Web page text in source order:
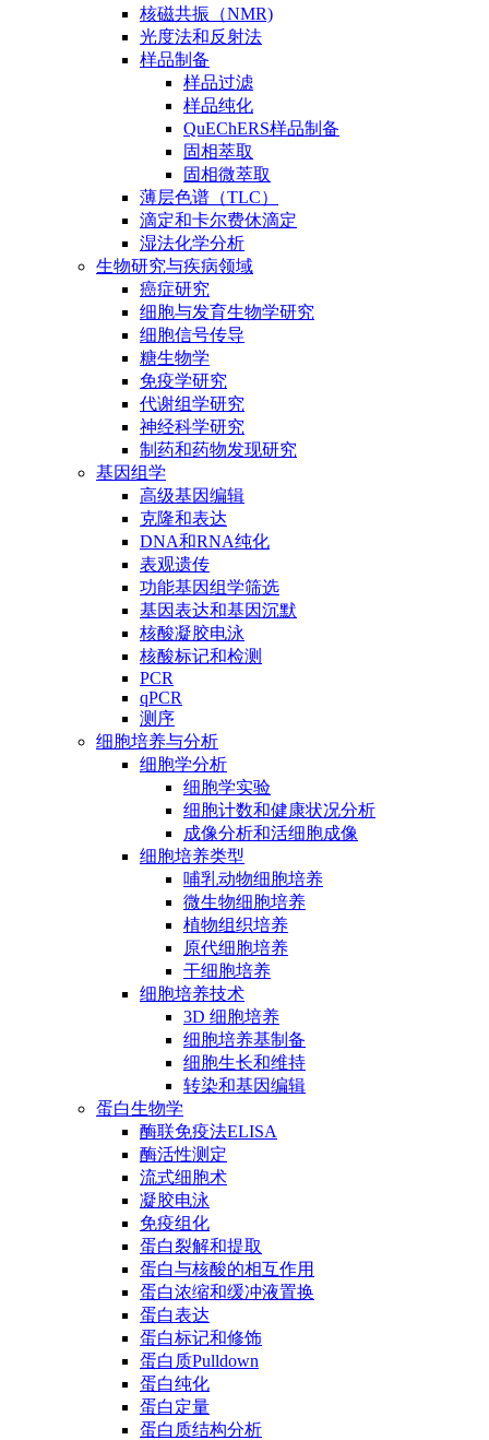
核磁共振（NMR)
光度法和反射法
样品制备
样品过滤
样品纯化
QuEChERS样品制备
固相萃取
固相微萃取
薄层色谱（TLC）
滴定和卡尔费休滴定
湿法化学分析
生物研究与疾病领域
癌症研究
细胞与发育生物学研究
细胞信号传导
糖生物学
免疫学研究
代谢组学研究
神经科学研究
制药和药物发现研究
基因组学
高级基因编辑
克隆和表达
DNA和RNA纯化
表观遗传
功能基因组学筛选
基因表达和基因沉默
核酸凝胶电泳
核酸标记和检测
PCR
qPCR
测序
细胞培养与分析
细胞学分析
细胞学实验
细胞计数和健康状况分析
成像分析和活细胞成像
细胞培养类型
哺乳动物细胞培养
微生物细胞培养
植物组织培养
原代细胞培养
干细胞培养
细胞培养技术
3D 细胞培养
细胞培养基制备
细胞生长和维持
转染和基因编辑
蛋白生物学
酶联免疫法ELISA
酶活性测定
流式细胞术
凝胶电泳
免疫组化
蛋白裂解和提取
蛋白与核酸的相互作用
蛋白浓缩和缓冲液置换
蛋白表达
蛋白标记和修饰
蛋白质Pulldown
蛋白纯化
蛋白定量
蛋白质结构分析